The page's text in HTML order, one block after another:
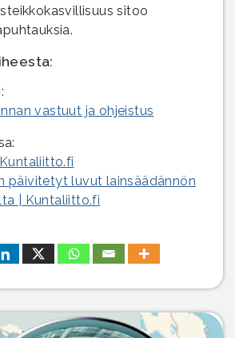
sitoo
vastuut ja ohjeistus
päivitetyt luvut lainsäädännön
| Kuntaliitto.fi